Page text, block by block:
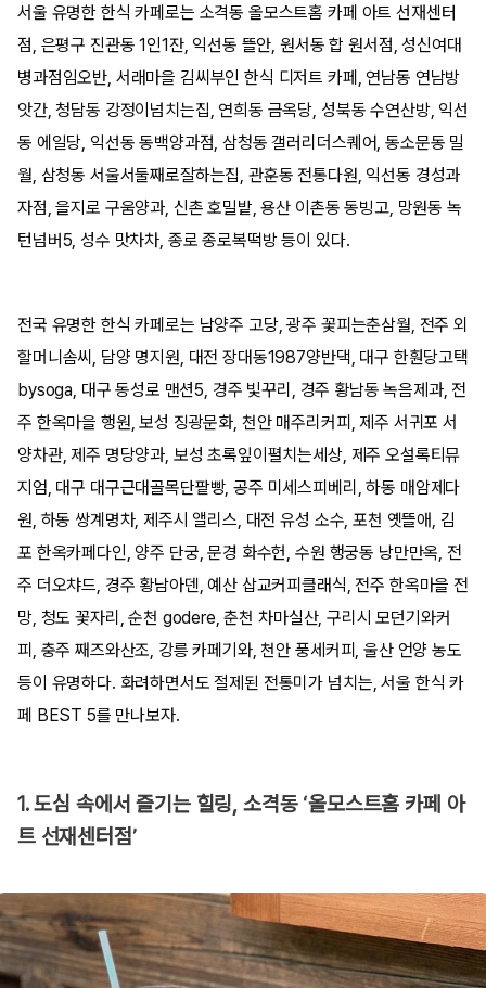
서울 유명한 한식 카페로는 소격동 올모스트홈 카페 아트 선재센터
점, 은평구 진관동 1인1잔, 익선동 뜰안, 원서동 합 원서점, 성신여대
병과점임오반, 서래마을 김씨부인 한식 디저트 카페, 연남동 연남방
앗간, 청담동 강정이넘치는집, 연희동 금옥당, 성북동 수연산방, 익선
동 에일당, 익선동 동백양과점, 삼청동 갤러리더스퀘어, 동소문동 밀
월, 삼청동 서울서둘째로잘하는집, 관훈동 전통다원, 익선동 경성과
자점, 을지로 구움양과, 신촌 호밀밭, 용산 이촌동 동빙고, 망원동 녹
턴넘버5, 성수 맛차차, 종로 종로복떡방 등이 있다.
전국 유명한 한식 카페로는 남양주 고당, 광주 꽃피는춘삼월, 전주 외
할머니솜씨, 담양 명지원, 대전 장대동1987양반댁, 대구 한훤당고택
bysoga, 대구 동성로 맨션5, 경주 빛꾸리, 경주 황남동 녹음제과, 전
주 한옥마을 행원, 보성 징광문화, 천안 매주리커피, 제주 서귀포 서
양차관, 제주 명당양과, 보성 초록잎이펼치는세상, 제주 오설록티뮤
지엄, 대구 대구근대골목단팥빵, 공주 미세스피베리, 하동 매암제다
원, 하동 쌍계명차, 제주시 앨리스, 대전 유성 소수, 포천 옛뜰애, 김
포 한옥카페다인, 양주 단궁, 문경 화수헌, 수원 행궁동 낭만만옥, 전
주 더오챠드, 경주 황남아덴, 예산 삽교커피클래식, 전주 한옥마을 전
망, 청도 꽃자리, 순천 godere, 춘천 차마실산, 구리시 모던기와커
피, 충주 째즈와산조, 강릉 카페기와, 천안 풍세커피, 울산 언양 농도
등이 유명하다. 화려하면서도 절제된 전통미가 넘치는, 서울 한식 카
페 BEST 5를 만나보자.
1. 도심 속에서 즐기는 힐링, 소격동 ‘올모스트홈 카페 아
트 선재센터점’